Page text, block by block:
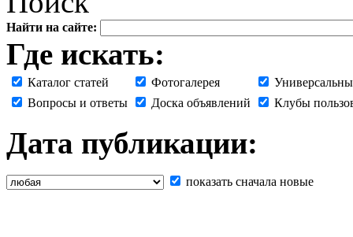
Найти на сайте:
Где искать:
Каталог статей Фотогалерея
Вопросы и ответы
Доска объявлений Клубы
Дата публикации:
показать сначала новые